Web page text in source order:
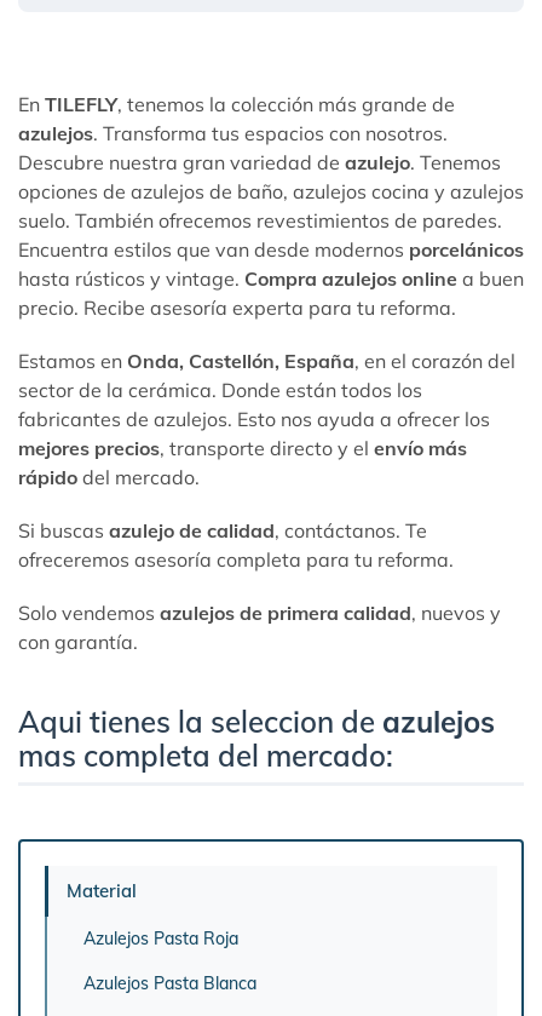
En TILEFLY, tenemos la colección más grande de
azulejos. Transforma tus espacios con nosotros.
Descubre nuestra gran variedad de azulejo. Tenemos
opciones de azulejos de baño, azulejos cocina y azulejos
suelo. También ofrecemos revestimientos de paredes.
Encuentra estilos que van desde modernos porcelánicos
hasta rústicos y vintage. Compra azulejos online a buen
precio. Recibe asesoría experta para tu reforma.
Estamos en Onda, Castellón, España, en el corazón del
sector de la cerámica. Donde están todos los
fabricantes de azulejos. Esto nos ayuda a ofrecer los
mejores precios, transporte directo y el envío más
rápido del mercado.
Si buscas azulejo de calidad, contáctanos. Te
ofreceremos asesoría completa para tu reforma.
Solo vendemos azulejos de primera calidad, nuevos y
con garantía.
Aqui tienes la seleccion de azulejos
mas completa del mercado:
Material
Azulejos Pasta Roja
Azulejos Pasta Blanca